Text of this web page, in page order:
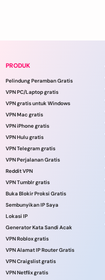
PRODUK
Pelindung Peramban Gratis
VPN PC/Laptop gratis
VPN gratis untuk Windows
VPN Mac gratis
VPN iPhone gratis
VPN Hulu gratis
VPN Telegram gratis
VPN Perjalanan Gratis
Reddit VPN
VPN Tumblr gratis
Buka Blokir Proksi Gratis
Sembunyikan IP Saya
Lokasi IP
Generator Kata Sandi Acak
VPN Roblox gratis
VPN Alamat IP Router Gratis
VPN Craigslist gratis
VPN Netflix gratis